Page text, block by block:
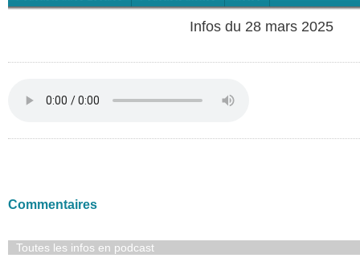
Infos du 28 mars 2025
Commentaires
Toutes les infos en podcast